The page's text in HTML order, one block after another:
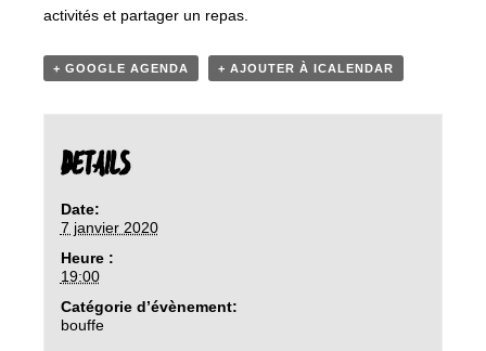
activités et partager un repas.
+ GOOGLE AGENDA + AJOUTER À ICALENDAR
DETAILS
Date:
7 janvier 2020
Heure :
19:00
Catégorie d’évènement:
bouffe